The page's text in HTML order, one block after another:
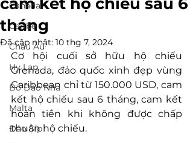
Canada
Caribe
Châu Âu
Hy Lạp
Bồ Đào Nha
Malta
Đảo Síp
tháng
Đã cập nhật: 10 thg 7, 2024
Cơ hội cuối sở hữu hộ chiếu
Grenada, đảo quốc xinh đẹp vùng
Caribbean chỉ từ 150.000 USD, cam
kết hộ chiếu sau 6 tháng, cam kết
hoàn tiền khi không được chấp
thuận hộ chiếu.